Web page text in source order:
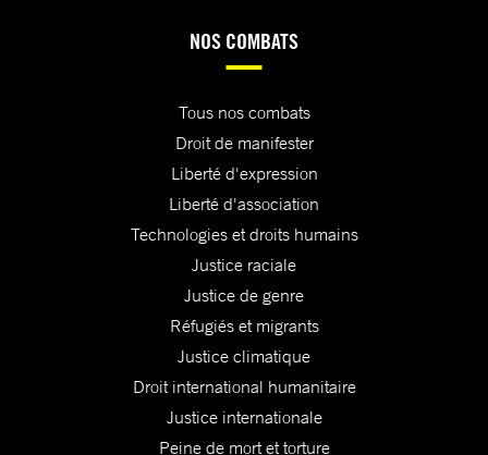
NOS COMBATS
Tous nos combats
Droit de manifester
Liberté d'expression
Liberté d'association
Technologies et droits humains
Justice raciale
Justice de genre
Réfugiés et migrants
Justice climatique
Droit international humanitaire
Justice internationale
Peine de mort et torture